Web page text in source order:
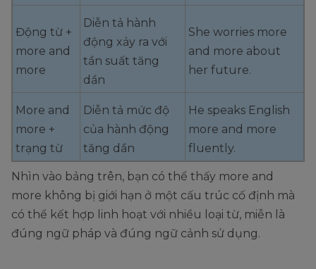
Động từ +
more and
more
Diễn tả hành
động xảy ra với
tần suất tăng
dần
She worries more
and more about
her future.
More and
more +
trạng từ
Diễn tả mức độ
của hành động
tăng dần
He speaks English
more and more
fluently.
Nhìn vào bảng trên, bạn có thể thấy more and
more không bị giới hạn ở một cấu trúc cố định mà
có thể kết hợp linh hoạt với nhiều loại từ, miễn là
đúng ngữ pháp và đúng ngữ cảnh sử dụng.